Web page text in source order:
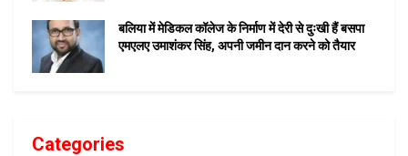
बलिया में मेडिकल कॉलेज के निर्माण में देरी से दुःखी हैं बसपा
एमएलए उमाशंकर सिंह, अपनी जमीन दान करने को तैयार
Categories